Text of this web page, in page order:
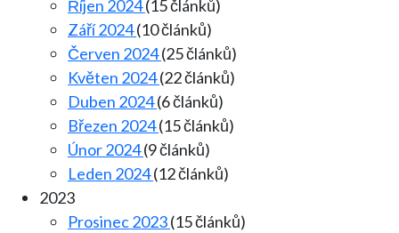
Říjen 2024(15 článků)
Září 2024(10 článků)
Červen 2024(25 článků)
Květen 2024(22 článků)
Duben 2024(6 článků)
Březen 2024(15 článků)
Únor 2024(9 článků)
Leden 2024(12 článků)
2023
Prosinec 2023(15 článků)